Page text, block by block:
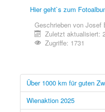
Hier geht`s zum
Geschrieben von Josef
Zuletzt aktualisiert:
Zugriffe: 1731
Über 1000 km für guten
Wienaktion 2025